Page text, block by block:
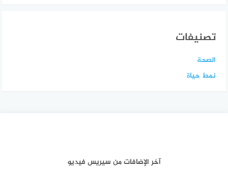
تصنيفات
الصحة
نمط حياة
آخر الإضافات من سيريس فيديو